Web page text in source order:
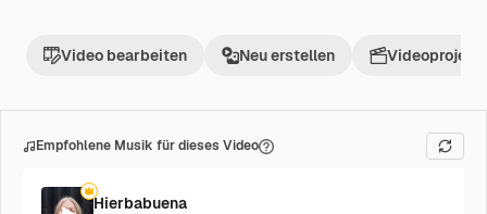
Video bearbeiten Neu erstellen Videoprojekt
Empfohlene Musik für dieses Video
Hierbabuena